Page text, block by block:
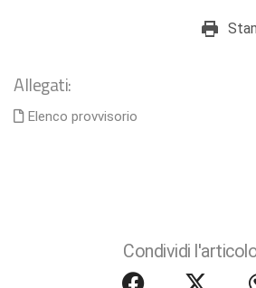
Allegati:
Elenco provvisorio
Condividi